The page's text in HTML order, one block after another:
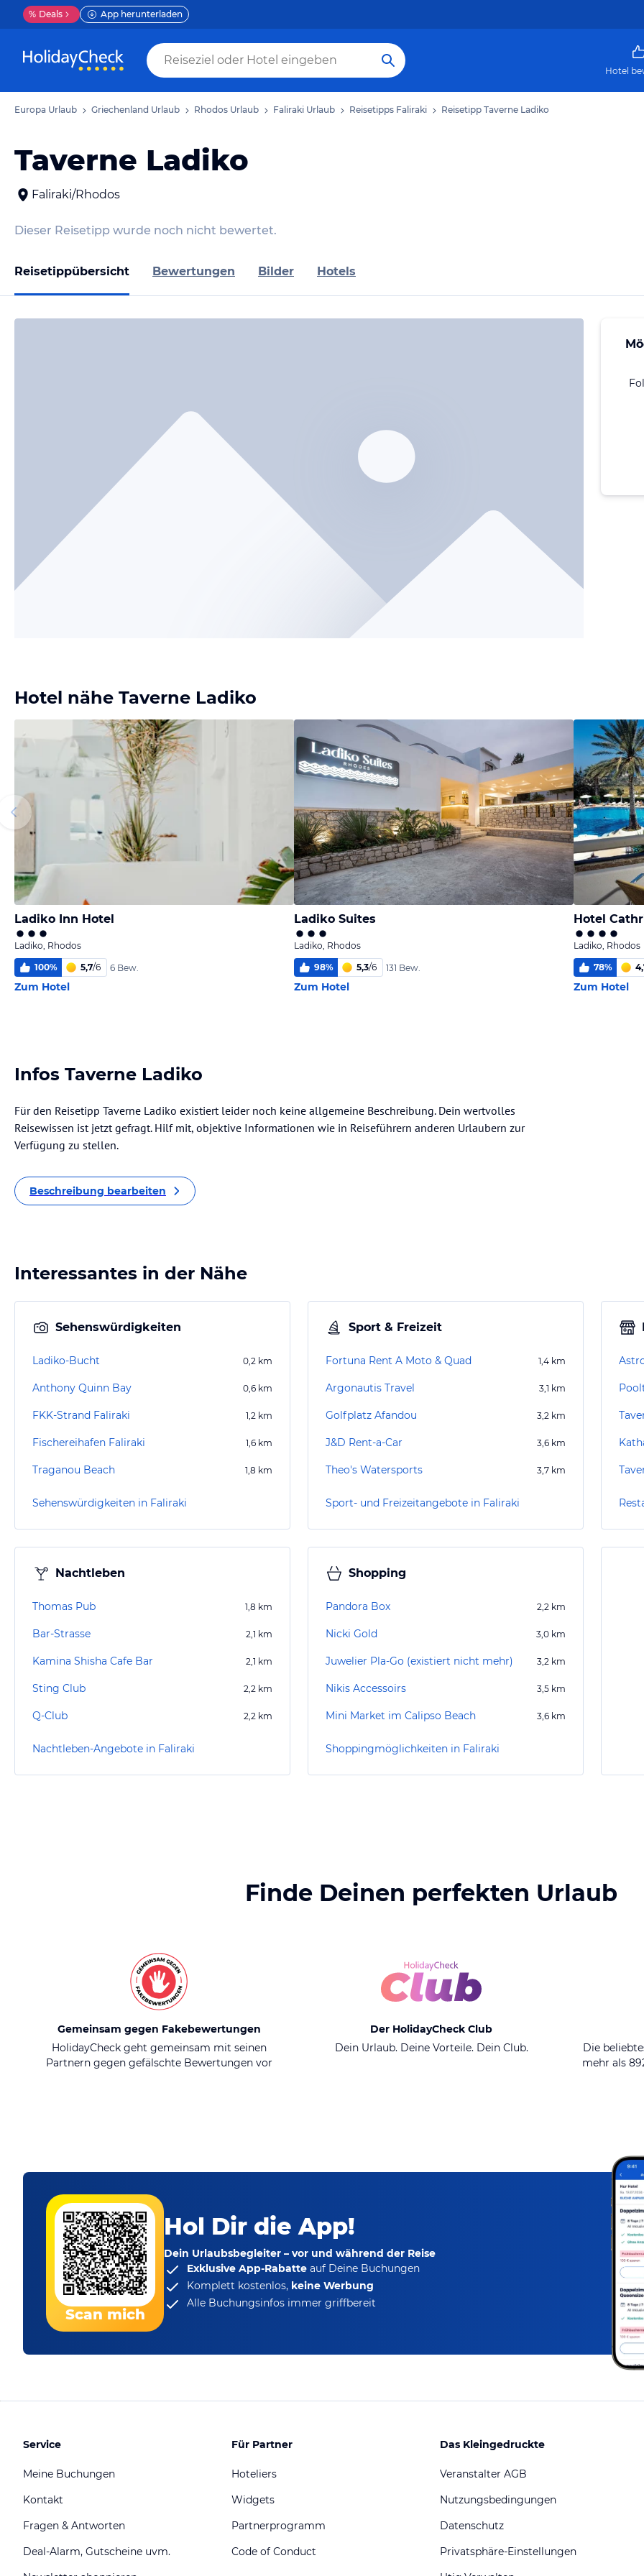
% Deals App herunterladen
Hotel
Europa Urlaub Griechenland Urlaub Rhodos Urlaub Faliraki Urlaub Reisetipps Faliraki Reisetipp Taverne Ladiko
Taverne Ladiko
Faliraki/Rhodos
Dieser Reisetipp wurde noch nicht bewertet.
Reisetippübersicht Bewertungen Bilder Hotels
Hotel nähe Taverne Ladiko
Ladiko Inn Hotel
Ladiko, Rhodos
100% 5,7/6 6 Bew.
Zum Hotel
Ladiko Suites
Ladiko, Rhodos
98% 5,3/6 131 Bew.
Zum Hotel
Hotel
Ladiko, Rhodos
78%
Zum Hotel
Infos Taverne Ladiko
Für den Reisetipp Taverne Ladiko existiert leider noch keine allgemeine Beschreibung. Dein wertvolles
Reisewissen ist jetzt gefragt. Hilf mit, objektive Informationen wie in Reiseführern anderen Urlaubern zur
Verfügung zu stellen.
Beschreibung bearbeiten
Interessantes in der Nähe
Sehenswürdigkeiten
Ladiko-Bucht 0,2 km
Anthony Quinn Bay 0,6 km
FKK-Strand Faliraki 1,2 km
Fischereihafen Faliraki 1,6 km
Traganou Beach 1,8 km
Sehenswürdigkeiten in Faliraki
Sport & Freizeit
Fortuna Rent A Moto & Quad 1,4 km
Argonautis Travel 3,1 km
Golfplatz Afandou 3,2 km
J&D Rent-a-Car 3,6 km
Theo's Watersports 3,7 km
Sport- und Freizeitangebote in Faliraki
Nachtleben
Thomas Pub 1,8 km
Bar-Strasse 2,1 km
Kamina Shisha Cafe Bar 2,1 km
Sting Club 2,2 km
Q-Club 2,2 km
Nachtleben-Angebote in Faliraki
Shopping
Pandora Box 2,2 km
Nicki Gold 3,0 km
Juwelier Pla-Go (existiert nicht mehr) 3,2 km
Nikis Accessoirs 3,5 km
Mini Market im Calipso Beach 3,6 km
Shoppingmöglichkeiten in Faliraki
Finde Deinen perfekten Urlaub
Gemeinsam gegen Fakebewertungen
HolidayCheck geht gemeinsam mit seinen
Partnern gegen gefälschte Bewertungen vor
Der HolidayCheck Club
Dein Urlaub. Deine Vorteile. Dein Club.
Die
mehr als
Scan mich
Hol Dir die App!
Dein Urlaubsbegleiter – vor und während der Reise
Exklusive App-Rabatte auf Deine Buchungen
Komplett kostenlos, keine Werbung
Alle Buchungsinfos immer griffbereit
Service
Meine Buchungen
Kontakt
Fragen & Antworten
Deal-Alarm, Gutscheine uvm.
Für Partner
Hoteliers
Widgets
Partnerprogramm
Code of Conduct
Das Kleingedruckte
Veranstalter AGB
Nutzungsbedingungen
Datenschutz
Privatsphäre-Einstellungen